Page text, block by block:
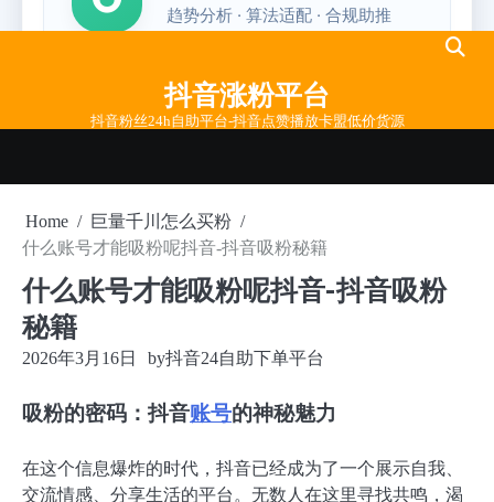
抖音涨粉平台
抖音粉丝24h自助平台-抖音点赞播放卡盟低价货源
Home
巨量千川怎么买粉
什么账号才能吸粉呢抖音-抖音吸粉秘籍
什么账号才能吸粉呢抖音-抖音吸粉
秘籍
2026年3月16日 by抖音24自助下单平台
吸粉的密码：抖音账号的神秘魅力
在这个信息爆炸的时代，抖音已经成为了一个展示自我、
交流情感、分享生活的平台。无数人在这里寻找共鸣，渴